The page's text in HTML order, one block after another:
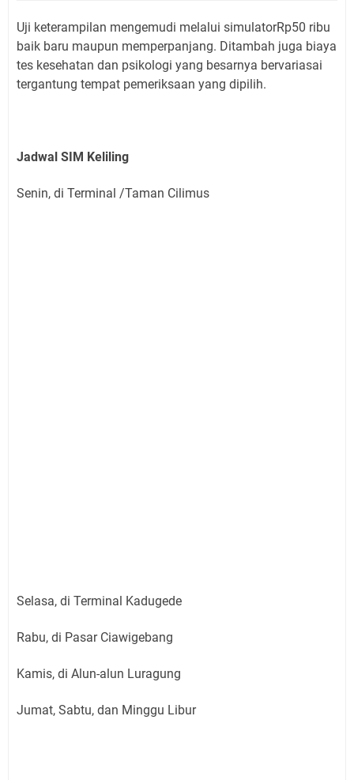
Uji keterampilan mengemudi melalui simulatorRp50 ribu
baik baru maupun memperpanjang. Ditambah juga biaya
tes kesehatan dan psikologi yang besarnya bervariasai
tergantung tempat pemeriksaan yang dipilih.
Jadwal SIM Keliling
Senin, di Terminal /Taman Cilimus
Selasa, di Terminal Kadugede
Rabu, di Pasar Ciawigebang
Kamis, di Alun-alun Luragung
Jumat, Sabtu, dan Minggu Libur